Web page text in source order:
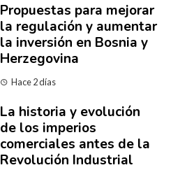
Propuestas para mejorar
la regulación y aumentar
la inversión en Bosnia y
Herzegovina
Hace 2 días
La historia y evolución
de los imperios
comerciales antes de la
Revolución Industrial